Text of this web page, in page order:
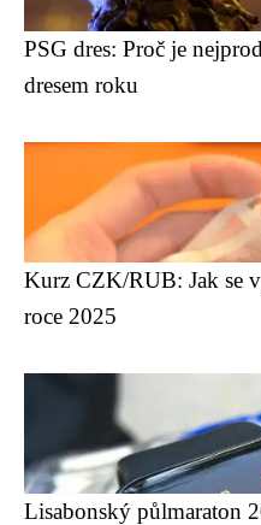
PSG dres: Proč je
dresem roku
Kurz CZK/RUB: Jak se
roce 2025
Lisabonský půlmaraton